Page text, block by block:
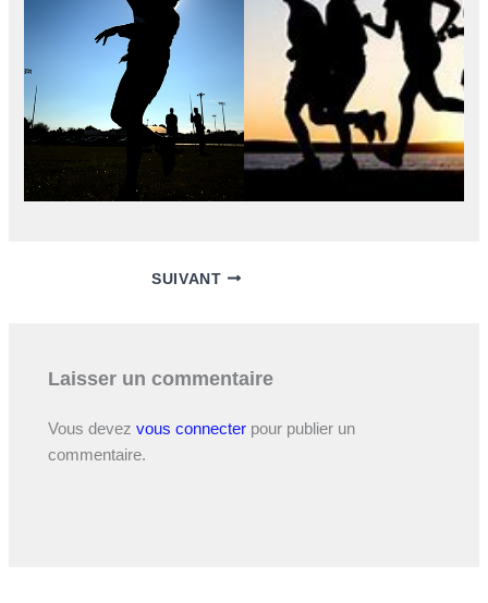
SUIVANT
Laisser un commentaire
Vous devezvous connecter pour publier un
commentaire.